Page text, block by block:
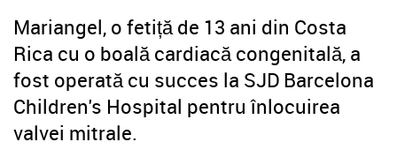
Mariangel, o fetiță de 13 ani din Costa
Rica cu o boală cardiacă congenitală, a
fost operată cu succes la SJD Barcelona
Children's Hospital pentru înlocuirea
valvei mitrale.